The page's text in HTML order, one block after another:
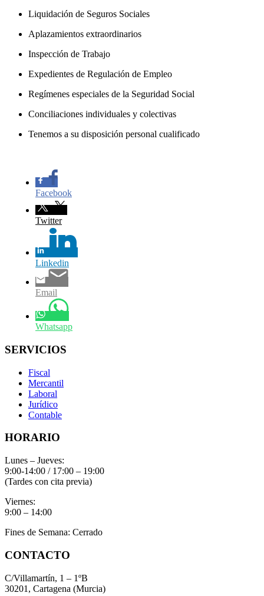
Liquidación de Seguros Sociales
Aplazamientos extraordinarios
Inspección de Trabajo
Expedientes de Regulación de Empleo
Regímenes especiales de la Seguridad Social
Conciliaciones individuales y colectivas
Tenemos a su disposición personal cualificado
Facebook
Twitter
Linkedin
Email
Whatsapp
SERVICIOS
Fiscal
Mercantil
Laboral
Jurídico
Contable
HORARIO
Lunes – Jueves:
9:00-14:00 / 17:00 – 19:00
(Tardes con cita previa)
Viernes:
9:00 – 14:00
Fines de Semana: Cerrado
CONTACTO
C/Villamartín, 1 – 1ºB
30201, Cartagena (Murcia)